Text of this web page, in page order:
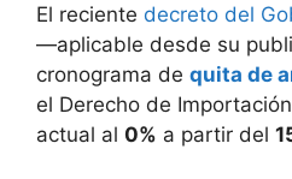
El reciente decreto del
—aplicable desde su
cronograma de quita de
el Derecho de
actual al 0% a partir del